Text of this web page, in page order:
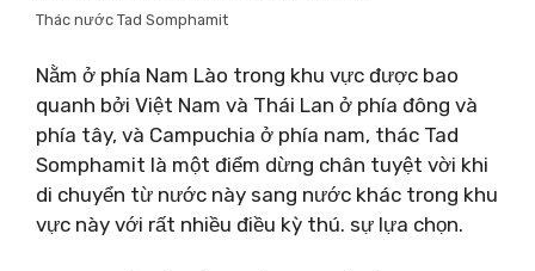
Thác nước Tad Somphamit
Nằm ở phía Nam Lào trong khu vực được bao
quanh bởi Việt Nam và Thái Lan ở phía đông và
phía tây, và Campuchia ở phía nam, thác Tad
Somphamit là một điểm dừng chân tuyệt vời khi
di chuyển từ nước này sang nước khác trong khu
vực này với rất nhiều điều kỳ thú. sự lựa chọn.